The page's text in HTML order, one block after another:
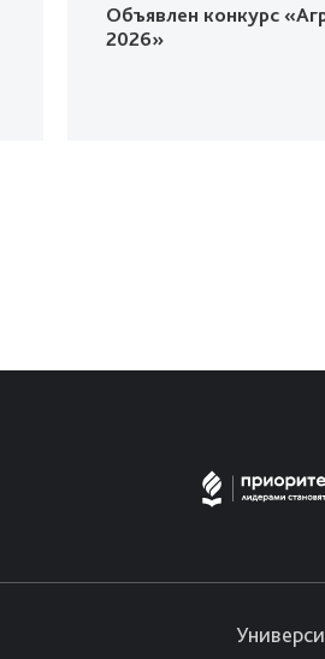
Объявлен конкурс
2026»